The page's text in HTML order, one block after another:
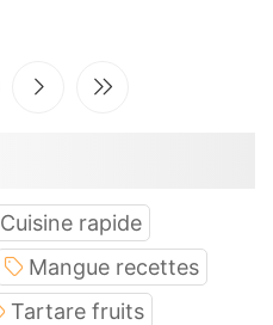
Cuisine rapide
Mangue recettes
Tartare fruits